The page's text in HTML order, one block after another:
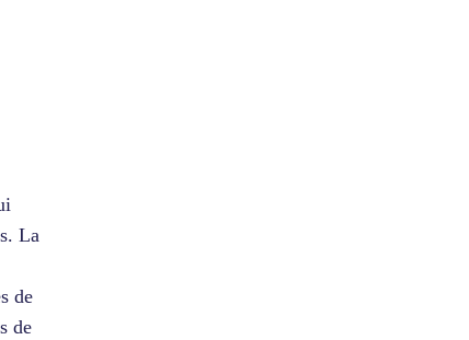
La
de
de